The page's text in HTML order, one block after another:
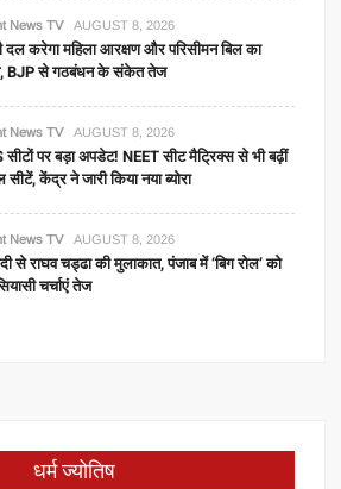
News TV AUGUST 8, 2026
दल करेगा महिला आरक्षण और परिसीमन बिल का
BJP से गठबंधन के संकेत तेज
News TV AUGUST 8, 2026
सीटों पर बड़ा अपडेट! NEET सीट मैट्रिक्स से भी बढ़ीं
केंद्र ने जारी किया नया ब्योरा
News TV AUGUST 8, 2026
से राघव चड्ढा की मुलाकात, पंजाब में ‘बिग रोल’ को
चर्चाएं तेज
धर्म ज्योतिष